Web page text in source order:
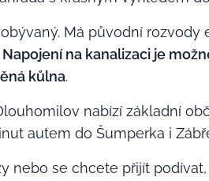
Má původní rozvody
Napojení na kanalizaci je
kůlna.
nabízí základní
autem do Šumperka i
nebo se chcete přijít